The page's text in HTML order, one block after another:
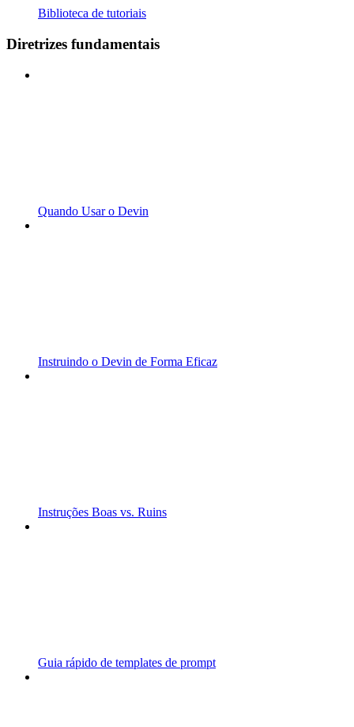
Biblioteca de tutoriais
Diretrizes fundamentais
Quando Usar o Devin
Instruindo o Devin de Forma Eficaz
Instruções Boas vs. Ruins
Guia rápido de templates de prompt